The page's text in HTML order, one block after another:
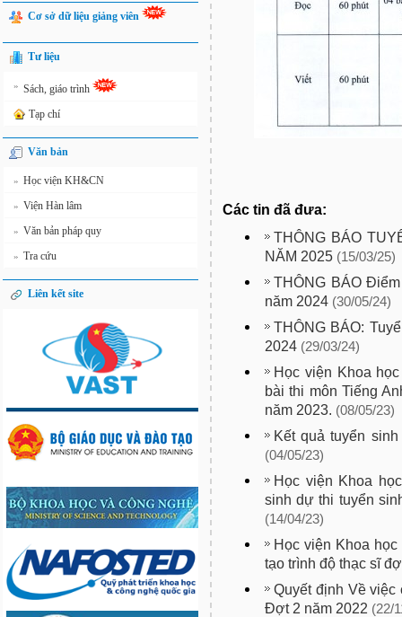
Cơ sở dữ liệu giảng viên
Tư liệu
» Sách, giáo trình
Tạp chí
Văn bản
» Học viện KH&CN
» Viện Hàn lâm
» Văn bản pháp quy
» Tra cứu
Liên kết site
Các tin đã đưa:
THÔNG BÁO
NĂM 2025 (15/03/25)
THÔNG BÁO
năm 2024 (30/05/24)
THÔNG BÁO:
2024 (29/03/24)
Học viện Khoa
bài thi môn Tiếng
năm 2023. (08/05/23)
Kết quả tuyển
(04/05/23)
Học viện Khoa
sinh dự thi tuyển
(14/04/23)
Học viện Khoa
tạo trình độ thạc sĩ
Quyết định Về việc
Đợt 2 năm 2022 (22/